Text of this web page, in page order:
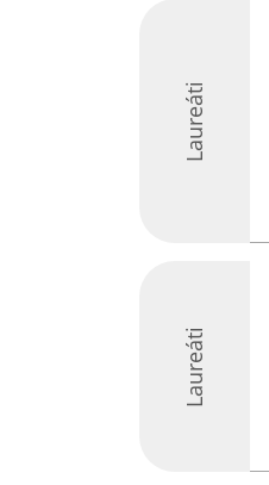
Laureáti
Laureáti